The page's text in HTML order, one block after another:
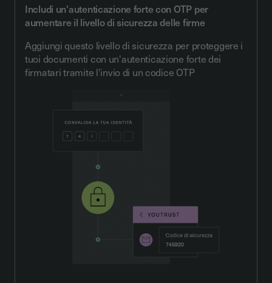
Includi un'autenticazione forte con OTP per
aumentare il livello di sicurezza delle firme
Aggiungi questo livello di sicurezza per proteggere i
tuoi documenti con un'autenticazione forte dei
firmatari tramite l'invio di un codice OTP